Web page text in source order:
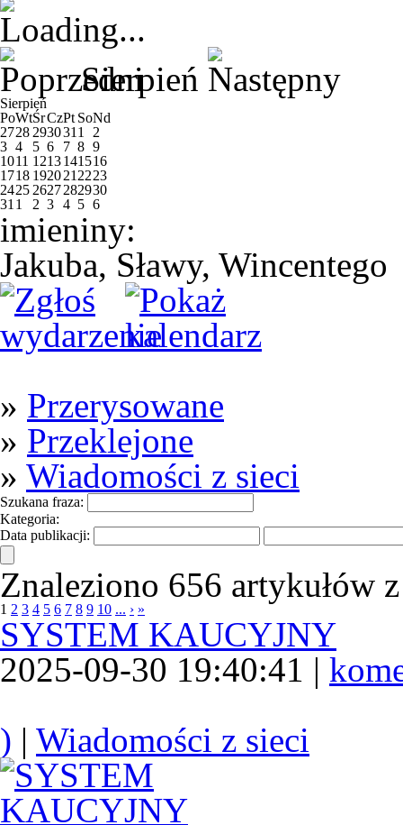
Sierpień
Sierpień
PoWtŚrCzPt SoNd
2728 293031 1
2
3 4 5 6 7 8 9
1011 1213141516
1718 192021 2223
2425 2627282930
31 1 2 3 4 5 6
imieniny:
Jakuba, Sławy, Wincentego
» Przerysowane
» Przeklejone
» Wiadomości z sieci
Szukana fraza:
Kategoria:
Data publikacji:
Znaleziono 656 artykułów
1 2 3 4 5 6 7 8 9 10 ... › »
SYSTEM KAUCYJNY
2025-09-30 19:40:41 |
) | Wiadomości z sieci